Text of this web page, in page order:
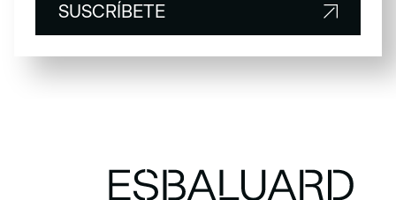
SUSCRÍBETE
SUSCRÍBETE